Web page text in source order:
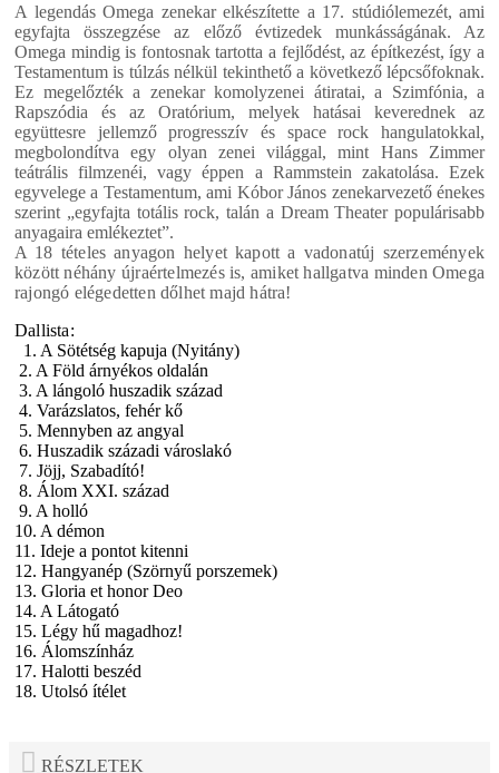
A legendás Omega zenekar elkészítette a 17. stúdiólemezét, ami
egyfajta összegzése az előző évtizedek munkásságának. Az
Omega mindig is fontosnak tartotta a fejlődést, az építkezést, így a
Testamentum is túlzás nélkül tekinthető a következő lépcsőfoknak.
Ez megelőzték a zenekar komolyzenei átiratai, a Szimfónia, a
Rapszódia és az Oratórium, melyek hatásai keverednek az
együttesre jellemző progresszív és space rock hangulatokkal,
megbolondítva egy olyan zenei világgal, mint Hans Zimmer
teátrális filmzenéi, vagy éppen a Rammstein zakatolása. Ezek
egyvelege a Testamentum, ami Kóbor János zenekarvezető énekes
szerint „egyfajta totális rock, talán a Dream Theater populárisabb
anyagaira emlékeztet”.
A 18 tételes anyagon helyet kapott a vadonatúj szerzemények
között néhány újraértelmezés is, amiket hallgatva minden Omega
rajongó elégedetten dőlhet majd hátra!
Dallista:
1. A Sötétség kapuja (Nyitány)
2. A Föld árnyékos oldalán
3. A lángoló huszadik század
4. Varázslatos, fehér kő
5. Mennyben az angyal
6. Huszadik századi városlakó
7. Jöjj, Szabadító!
8. Álom XXI. század
9. A holló
10. A démon
11. Ideje a pontot kitenni
12. Hangyanép (Szörnyű porszemek)
13. Gloria et honor Deo
14. A Látogató
15. Légy hű magadhoz!
16. Álomszínház
17. Halotti beszéd
18. Utolsó ítélet
RÉSZLETEK